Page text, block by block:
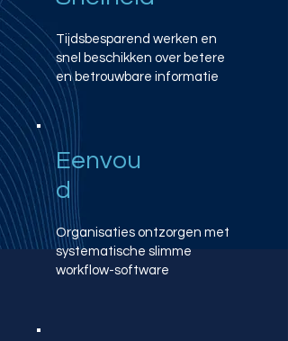
Tijdsbesparend werken en
snel beschikken over betere
en betrouwbare informatie
Eenvou
d
Organisaties ontzorgen met
systematische slimme
workflow-software